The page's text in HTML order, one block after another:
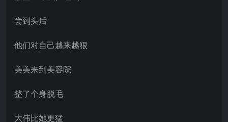
尝到头后
他们对自己越来越狠
美美来到美容院
整了个身脱毛
大伟比她更猛